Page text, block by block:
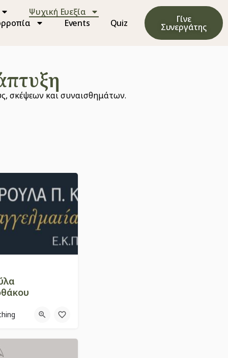
Ψυχική Ευεξία
Events Quiz Γίνε
Συνεργάτης
σκέψεων και συναισθημάτων.